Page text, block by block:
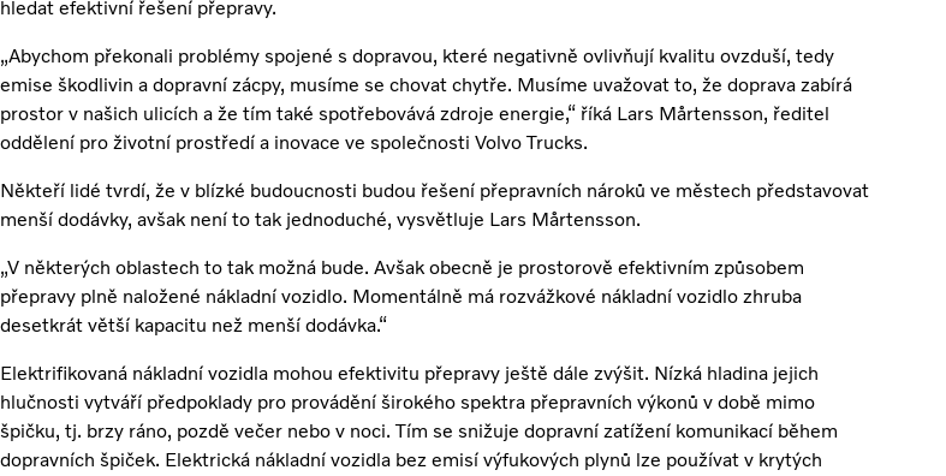
hledat efektivní řešení přepravy.
„Abychom překonali problémy spojené s dopravou, které negativně ovlivňují kvalitu ovzduší, tedy
emise škodlivin a dopravní zácpy, musíme se chovat chytře. Musíme uvažovat to, že doprava zabírá
prostor v našich ulicích a že tím také spotřebovává zdroje energie,“ říká Lars Mårtensson, ředitel
oddělení pro životní prostředí a inovace ve společnosti Volvo Trucks.
Někteří lidé tvrdí, že v blízké budoucnosti budou řešení přepravních nároků ve městech představovat
menší dodávky, avšak není to tak jednoduché, vysvětluje Lars Mårtensson.
„V některých oblastech to tak možná bude. Avšak obecně je prostorově efektivním způsobem
přepravy plně naložené nákladní vozidlo. Momentálně má rozvážkové nákladní vozidlo zhruba
desetkrát větší kapacitu než menší dodávka.“
Elektrifikovaná nákladní vozidla mohou efektivitu přepravy ještě dále zvýšit. Nízká hladina jejich
hlučnosti vytváří předpoklady pro provádění širokého spektra přepravních výkonů v době mimo
špičku, tj. brzy ráno, pozdě večer nebo v noci. Tím se snižuje dopravní zatížení komunikací během
dopravních špiček. Elektrická nákladní vozidla bez emisí výfukových plynů lze používat v krytých